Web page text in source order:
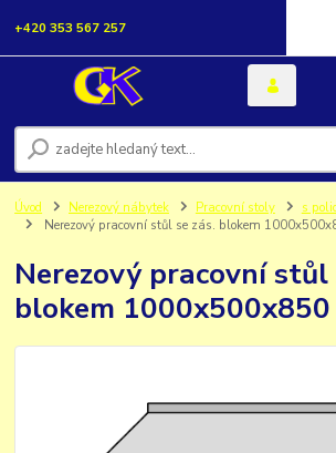
+420 353 567 257
Úvod Nerezový nábytek Pracovní stoly
s
Nerezový pracovní stůl se zás. blokem
Nerezový pracovní stůl
blokem 1000x500x850